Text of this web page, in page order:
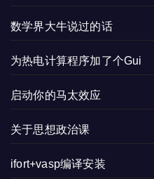
数学界大牛说过的话
为热电计算程序加了个Gui
启动你的马太效应
关于思想政治课
ifort+vasp编译安装